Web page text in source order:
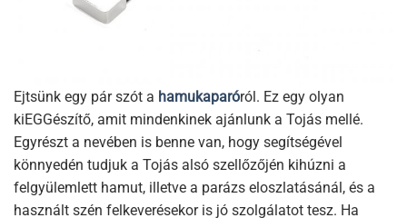
Ejtsünk egy pár szót a hamukaparóról. Ez egy olyan
kiEGGészítő, amit mindenkinek ajánlunk a Tojás mellé.
Egyrészt a nevében is benne van, hogy segítségével
könnyedén tudjuk a Tojás alsó szellőzőjén kihúzni a
felgyülemlett hamut, illetve a parázs eloszlatásánál, és a
használt szén felkeverésekor is jó szolgálatot tesz. Ha